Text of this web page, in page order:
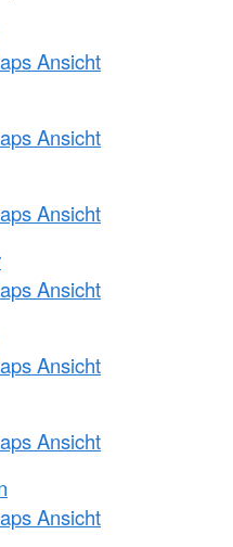
Ansicht
Ansicht
Ansicht
Ansicht
Ansicht
Ansicht
Ansicht